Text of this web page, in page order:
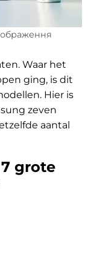
Waar het
ging, is dit
Hier is
zeven
aantal
grote